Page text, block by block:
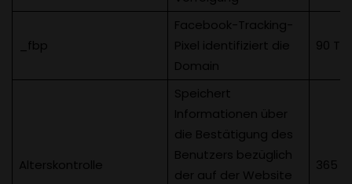
_fbp
Facebook-Tracking-
Pixel identifiziert die
Domain
90
Alterskontrolle
Speichert
Informationen über
die Bestätigung des
Benutzers bezüglich
der auf der Website
365